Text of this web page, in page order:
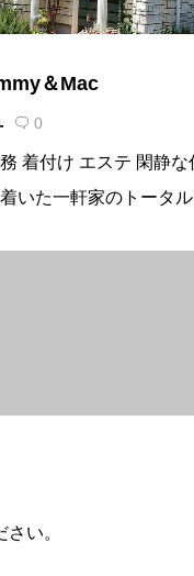
＆Mac
-  0
着付け エステ 閑静な
いた一軒家のトータ
い。